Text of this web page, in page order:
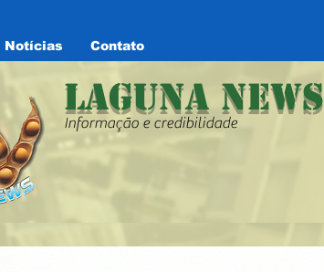
Notícias Contato
Laguna News
Informação e credibilidade